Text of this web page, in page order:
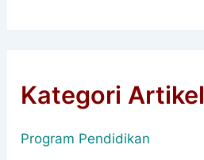
Kategori Artikel
Program Pendidikan